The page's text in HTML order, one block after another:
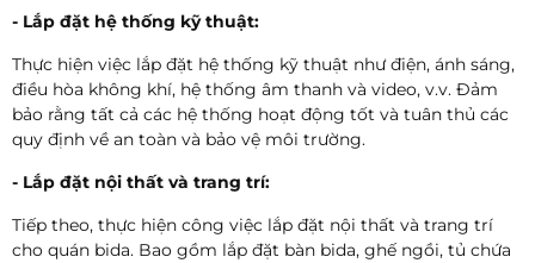
- Lắp đặt hệ thống kỹ thuật:
Thực hiện việc lắp đặt hệ thống kỹ thuật như điện, ánh sáng,
điều hòa không khí, hệ thống âm thanh và video, v.v. Đảm
bảo rằng tất cả các hệ thống hoạt động tốt và tuân thủ các
quy định về an toàn và bảo vệ môi trường.
- Lắp đặt nội thất và trang trí:
Tiếp theo, thực hiện công việc lắp đặt nội thất và trang trí
cho quán bida. Bao gồm lắp đặt bàn bida, ghế ngồi, tủ chứa